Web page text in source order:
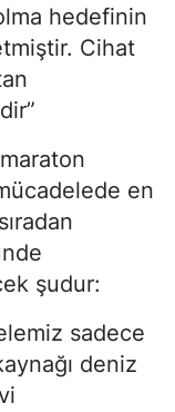
hedefinin
Cihat
en
şudur:
sadece
deniz